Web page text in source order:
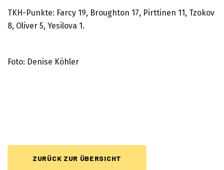
TKH-Punkte: Farcy 19, Broughton 17, Pirttinen 11, Tzokov
8, Oliver 5, Yesilova 1.
Foto: Denise Köhler
ZURÜCK ZUR ÜBERSICHT